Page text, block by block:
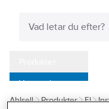
Varumärken
Kampanjer
Ahlsell Produkter El